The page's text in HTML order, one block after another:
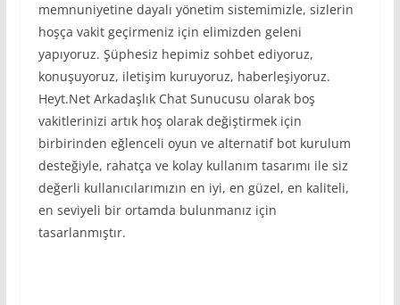
memnuniyetine dayalı yönetim sistemimizle, sizlerin
hoşça vakit geçirmeniz için elimizden geleni
yapıyoruz. Şüphesiz hepimiz sohbet ediyoruz,
konuşuyoruz, iletişim kuruyoruz, haberleşiyoruz.
Heyt.Net Arkadaşlık Chat Sunucusu olarak boş
vakitlerinizi artık hoş olarak değiştirmek için
birbirinden eğlenceli oyun ve alternatif bot kurulum
desteğiyle, rahatça ve kolay kullanım tasarımı ile siz
değerli kullanıcılarımızın en iyi, en güzel, en kaliteli,
en seviyeli bir ortamda bulunmanız için
tasarlanmıştır.